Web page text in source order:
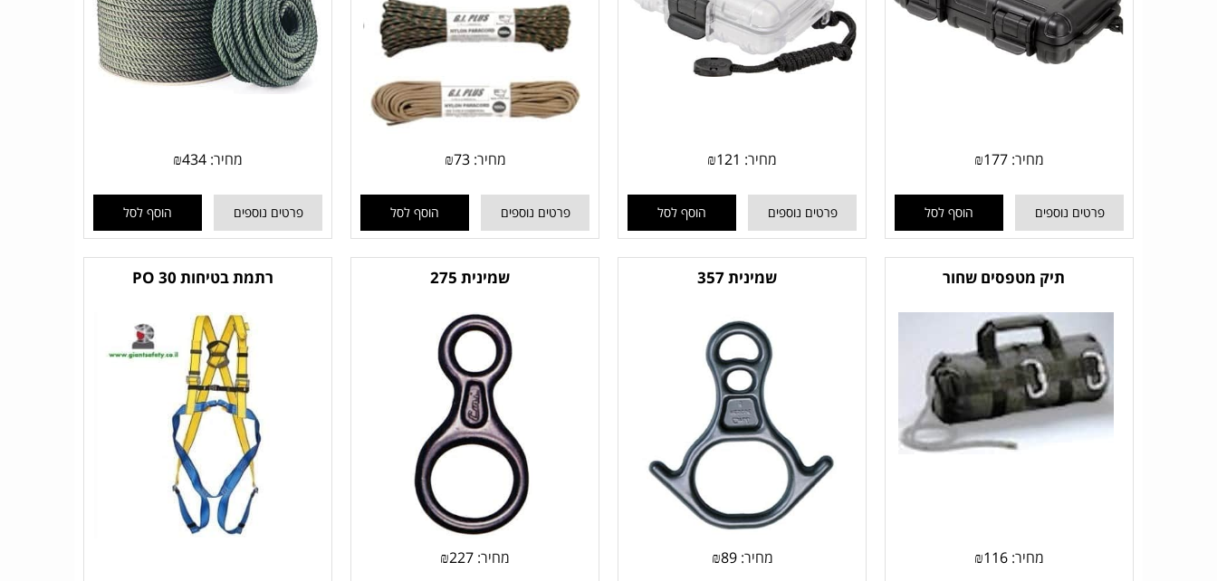
מחיר: ₪177
פרטים נוספים הוסף לסל
מחיר: ₪121
פרטים נוספים הוסף לסל
מחיר: ₪73
פרטים נוספים הוסף לסל
מחיר: ₪434
פרטים נוספים הוסף לסל
תיק מטפסים שחור
מחיר: ₪116
שמינית 357
מחיר: ₪89
שמינית 275
מחיר: ₪227
רתמת בטיחות 30 PO